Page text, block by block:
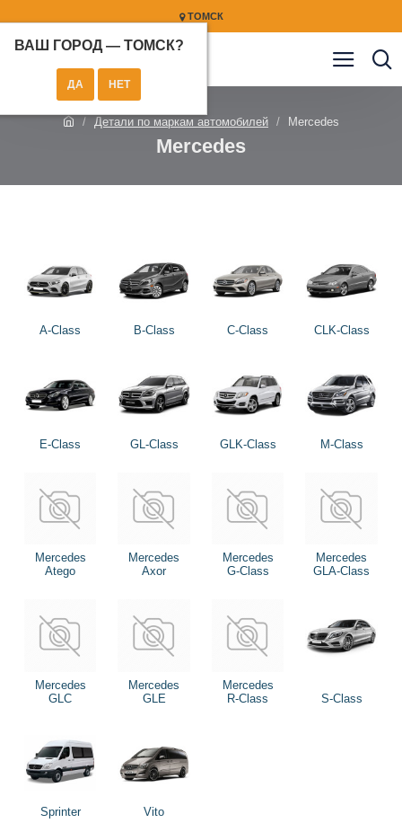
ТОМСК
ВАШ ГОРОД — ТОМСК?
Детали по маркам автомобилей Mercedes
Mercedes
A-Class B-Class C-Class CLK-Class
E-Class GL-Class GLK-Class M-Class
Mercedes
Atego
Mercedes
Axor
Mercedes
G-Class
Mercedes
GLA-Class
Mercedes
GLC
Mercedes
GLE
Mercedes
R-Class
S-Class
Sprinter Vito